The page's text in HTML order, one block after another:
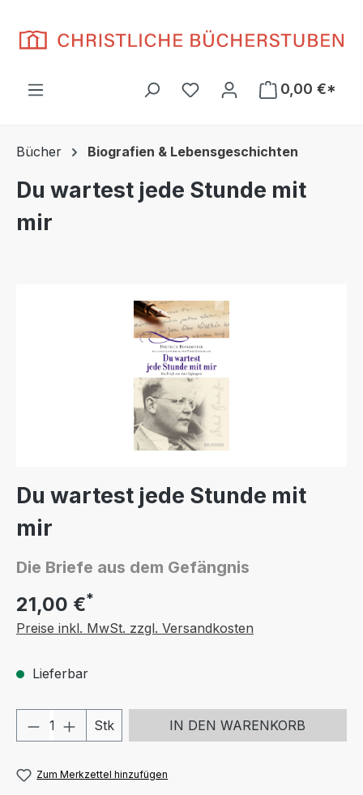
Du hast 0 Produkte auf
0,00 €*
Bücher Biografien & Lebensgeschichten
Du wartest jede Stunde mit
mir
Du wartest jede Stunde mit
mir
Die Briefe aus dem Gefängnis
21,00 €*
Preise inkl. MwSt. zzgl. Versandkosten
Lieferbar
Produkt Anzahl: Gib den
Stk IN DEN WARENKORB
Zum Merkzettel hinzufügen